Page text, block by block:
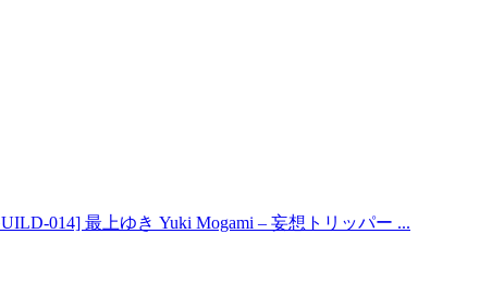
014] 最上ゆき Yuki Mogami – 妄想トリッパー ...